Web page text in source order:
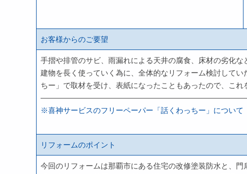
お客様からのご要望
手摺や排管のサビ、雨漏れによる天井の腐食、床材の劣化な
建物を長く使っていく為に、全体的なリフォーム検討して
ちー」で取材を受け、表紙になったこともあったので、これ
※喜神サービスのフリーペーパー「話くわっちー」について
リフォームのポイント
今回のリフォームは那覇市にある住宅の改修塗装防水と、門